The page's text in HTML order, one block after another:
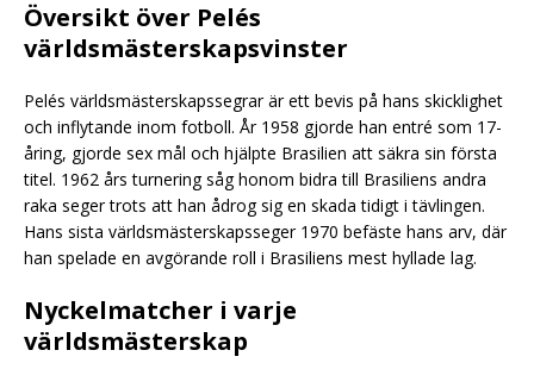
Översikt över Pelés
världsmästerskapsvinster
Pelés världsmästerskapssegrar är ett bevis på hans skicklighet
och inflytande inom fotboll. År 1958 gjorde han entré som 17-
åring, gjorde sex mål och hjälpte Brasilien att säkra sin första
titel. 1962 års turnering såg honom bidra till Brasiliens andra
raka seger trots att han ådrog sig en skada tidigt i tävlingen.
Hans sista världsmästerskapsseger 1970 befäste hans arv, där
han spelade en avgörande roll i Brasiliens mest hyllade lag.
Nyckelmatcher i varje
världsmästerskap